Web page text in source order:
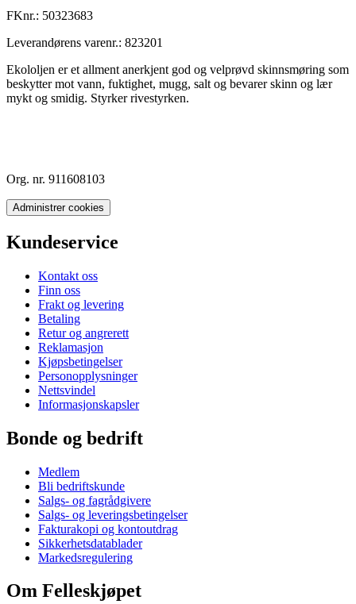
FKnr.: 50323683
Leverandørens varenr.: 823201
Ekololjen er et allment anerkjent god og velprøvd skinnsmøring som
beskytter mot vann, fuktighet, mugg, salt og bevarer skinn og lær
mykt og smidig. Styrker rivestyrken.
Org. nr. 911608103
Administrer cookies
Kundeservice
Kontakt oss
Finn oss
Frakt og levering
Betaling
Retur og angrerett
Reklamasjon
Kjøpsbetingelser
Personopplysninger
Nettsvindel
Informasjonskapsler
Bonde og bedrift
Medlem
Bli bedriftskunde
Salgs- og fagrådgivere
Salgs- og leveringsbetingelser
Fakturakopi og kontoutdrag
Sikkerhetsdatablader
Markedsregulering
Om Felleskjøpet